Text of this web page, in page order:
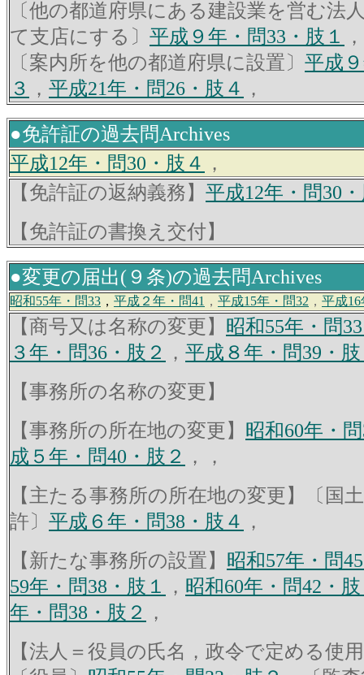
〔他の都道府県にある建設業を営む法
て支店にする〕 平成９年・問33・肢１
，
〔案内所を他の都道府県に設置〕 平成
３
， 平成21年・問26・肢４ ，
●免許証の過去問Archives
平成12年・問30・肢４
，
【免許証の返納義務】 平成12年・問30
【免許証の書換え交付】
●変更の届出(９条)の過去問Archives
昭和55年・問33 ， 平成２年・問41 ， 平成15年・問32 ， 平成16
【商号又は名称の変更】 昭和55年・問
３年・問36・肢２
， 平成８年・問39・
【事務所の名称の変更】
【事務所の所在地の変更】 昭和60年・
成５年・問40・肢２
，，
【主たる事務所の所在地の変更】〔国
許〕 平成６年・問38・肢４
，
【新たな事務所の設置】 昭和57年・問
59年・問38・肢１
， 昭和60年・問42・
年・問38・肢２
，
【法人＝役員の氏名，政令で定める使